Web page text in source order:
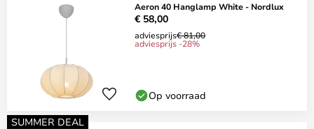
Aeron 40 Hanglamp White - Nordlux
€ 58,00
adviesprijs€ 81,00
adviesprijs -28%
Op voorraad
SUMMER DEAL